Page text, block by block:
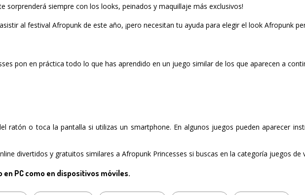
sorprenderá siempre con los looks, peinados y maquillaje más exclusivos!
al festival Afropunk de este año, ¡pero necesitan tu ayuda para elegir el look Afropunk
pon en práctica todo lo que has aprendido en un juego similar de los que aparecen a
ratón o toca la pantalla si utilizas un smartphone. En algunos juegos pueden aparecer
divertidos y gratuitos similares a Afropunk Princesses si buscas en la categoría juegos de
PC como en dispositivos móviles.